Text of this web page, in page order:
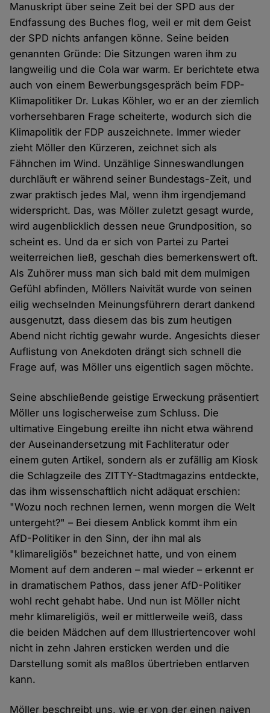
Manuskript über seine Zeit bei der SPD aus der
Endfassung des Buches flog, weil er mit dem Geist
der SPD nichts anfangen könne. Seine beiden
genannten Gründe: Die Sitzungen waren ihm zu
langweilig und die Cola war warm. Er berichtete etwa
auch von einem Bewerbungsgespräch beim FDP-
Klimapolitiker Dr. Lukas Köhler, wo er an der ziemlich
vorhersehbaren Frage scheiterte, wodurch sich die
Klimapolitik der FDP auszeichnete. Immer wieder
zieht Möller den Kürzeren, zeichnet sich als
Fähnchen im Wind. Unzählige Sinneswandlungen
durchläuft er während seiner Bundestags-Zeit, und
zwar praktisch jedes Mal, wenn ihm irgendjemand
widerspricht. Das, was Möller zuletzt gesagt wurde,
wird augenblicklich dessen neue Grundposition, so
scheint es. Und da er sich von Partei zu Partei
weiterreichen ließ, geschah dies bemerkenswert oft.
Als Zuhörer muss man sich bald mit dem mulmigen
Gefühl abfinden, Möllers Naivität wurde von seinen
eilig wechselnden Meinungsführern derart dankend
ausgenutzt, dass diesem das bis zum heutigen
Abend nicht richtig gewahr wurde. Angesichts dieser
Auflistung von Anekdoten drängt sich schnell die
Frage auf, was Möller uns eigentlich sagen möchte.
Seine abschließende geistige Erweckung präsentiert
Möller uns logischerweise zum Schluss. Die
ultimative Eingebung ereilte ihn nicht etwa während
der Auseinandersetzung mit Fachliteratur oder
einem guten Artikel, sondern als er zufällig am Kiosk
die Schlagzeile des ZITTY-Stadtmagazins entdeckte,
das ihm wissenschaftlich nicht adäquat erschien:
"Wozu noch rechnen lernen, wenn morgen die Welt
untergeht?" – Bei diesem Anblick kommt ihm ein
AfD-Politiker in den Sinn, der ihn mal als
"klimareligiös" bezeichnet hatte, und von einem
Moment auf dem anderen – mal wieder – erkennt er
in dramatischem Pathos, dass jener AfD-Politiker
wohl recht gehabt habe. Und nun ist Möller nicht
mehr klimareligiös, weil er mittlerweile weiß, dass
die beiden Mädchen auf dem Illustriertencover wohl
nicht in zehn Jahren ersticken werden und die
Darstellung somit als maßlos übertrieben entlarven
kann.
Möller beschreibt uns, wie er von der einen naiven